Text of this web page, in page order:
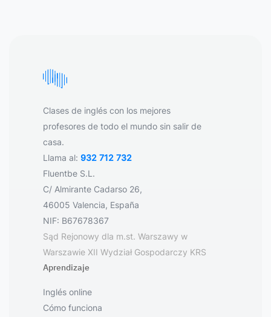
Clases de inglés con los mejores
profesores de todo el mundo sin salir de
casa.
Llama al: 932 712 732
Fluentbe S.L.
C/ Almirante Cadarso 26,
46005 Valencia, España
NIF: B67678367
Sąd Rejonowy dla m.st. Warszawy w
Warszawie XII Wydział Gospodarczy KRS
Aprendizaje
Inglés online
Cómo funciona